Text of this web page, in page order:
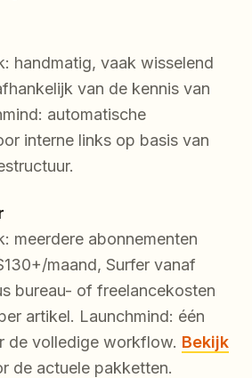
handmatig, vaak wisselend
van de kennis van
automatische
interne links op basis van
meerdere abonnementen
maand, Surfer vanaf
bureau- of freelancekosten
artikel. Launchmind: één
de volledige workflow. Bekijk
de actuele pakketten.